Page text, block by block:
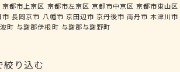
京都市上京区 京都市左京区 京都市中京区 京都市東山区
市 長岡京市 八幡市 京田辺市 京丹後市 南丹市 木津川市
町 与謝郡伊根町 与謝郡与謝野町
絞り込む